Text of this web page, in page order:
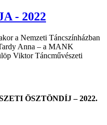
- 2022
a Nemzeti Táncszínházban
Anna – a MANK
Viktor Táncművészeti
ÖSZTÖNDÍJ – 2022.